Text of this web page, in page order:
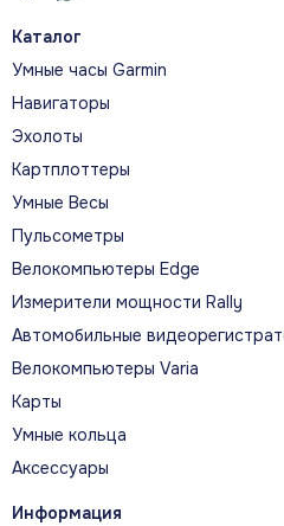
Тренировка
30 часов
40 часов
Режим «Выносливость»,
Режим «Путешествие», низкая
Каталог
Умные часы Garmin
Навигаторы
Эхолоты
Картплоттеры
Умные Весы
Пульсометры
Велокомпьютеры Edge
Измерители мощности Rally
Автомобильные
Велокомпьютеры Varia
Карты
Умные кольца
Аксессуары
Информация